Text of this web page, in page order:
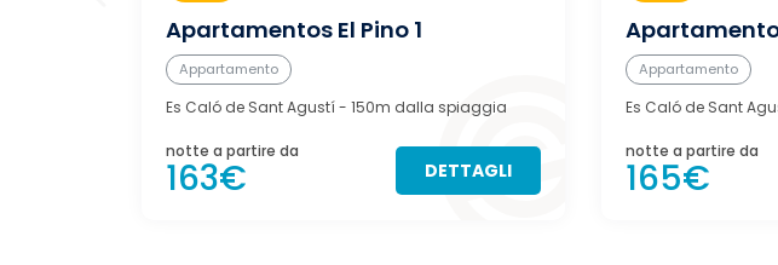
Apartamentos El Pino 1
Appartamento
Es Caló de Sant Agustí- 150m dalla spiaggia
notte a partire da
163€ DETTAGLI
Appartamento
Es Caló de Sant
notte a partire da
165€